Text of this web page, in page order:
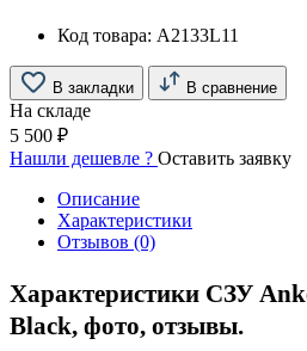
Код товара: A2133L11
В закладки В сравнение
На складе
5 500 ₽
Нашли дешевле ? Оставить заявку
Описание
Характеристики
Отзывов (0)
Характеристики СЗУ
Black, фото, отзывы.